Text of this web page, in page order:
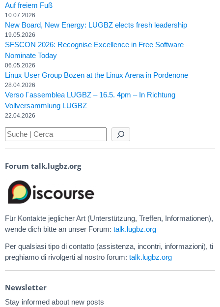
Auf freiem Fuß
10.07.2026
New Board, New Energy: LUGBZ elects fresh leadership
19.05.2026
SFSCON 2026: Recognise Excellence in Free Software –
Nominate Today
06.05.2026
Linux User Group Bozen at the Linux Arena in Pordenone
28.04.2026
Verso l´assemblea LUGBZ – 16.5. 4pm – In Richtung
Vollversammlung LUGBZ
22.04.2026
Forum talk.lugbz.org
Für Kontakte jeglicher Art (Unterstützung, Treffen, Informationen),
wende dich bitte an unser Forum: talk.lugbz.org
Per qualsiasi tipo di contatto (assistenza, incontri, informazioni), ti
preghiamo di rivolgerti al nostro forum: talk.lugbz.org
Newsletter
Stay informed about new posts